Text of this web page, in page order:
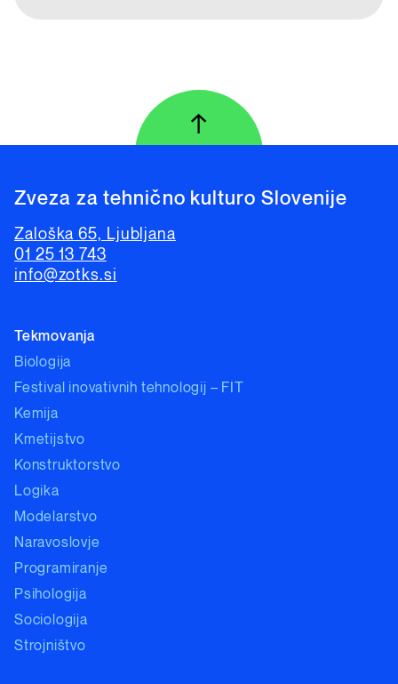
Na vrh strani
↑
Zveza za tehnično kulturo Slovenije
Zaloška 65, Ljubljana
01 25 13 743
info@zotks.si
Tekmovanja
Biologija
Festival inovativnih tehnologij – FIT
Kemija
Kmetijstvo
Konstruktorstvo
Logika
Modelarstvo
Naravoslovje
Programiranje
Psihologija
Sociologija
Strojništvo